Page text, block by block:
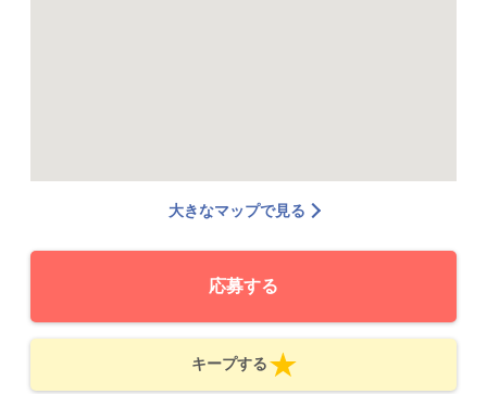
大きなマップで見る
応募する
キープする